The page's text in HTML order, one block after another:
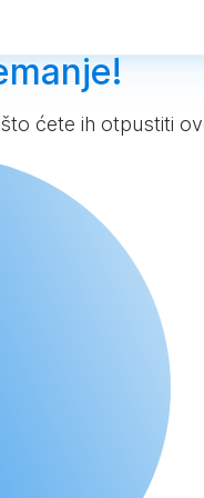
ćete ih otpustiti